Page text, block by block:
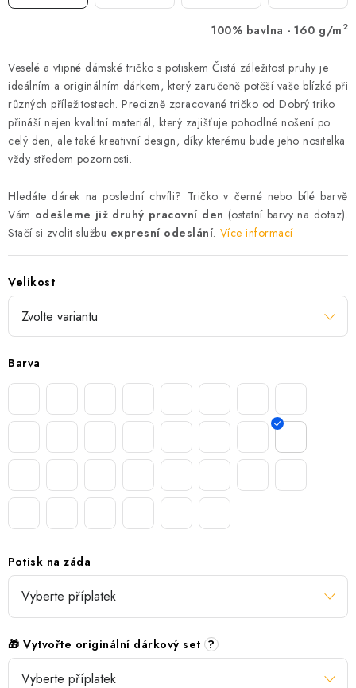
100% bavlna - 160 g/m 2
Veselé a vtipné dámské tričko s potiskem Čistá záležitost pruhy je
ideálním a originálním dárkem, který zaručeně potěší vaše blízké při
různých příležitostech. Precizně zpracované tričko od Dobrý triko
přináší nejen kvalitní materiál, který zajišťuje pohodlné nošení po
celý den, ale také kreativní design, díky kterému bude jeho nositelka
vždy středem pozornosti.
Hledáte dárek na poslední chvíli? Tričko v černé nebo bílé barvě
Vám odešleme již druhý pracovní den (ostatní barvy na dotaz).
Stačí si zvolit službu expresní odeslání. Více informací
Velikost
Barva
Potisk na záda
🎁 Vytvořte originální dárkový set ?